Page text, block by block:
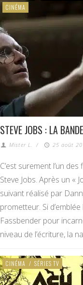
CINÉMA
STEVE JOBS : LA
Mister L. / 25 août
C’est surement l’un
Steve Jobs. Après un «
suivant réalisé par
prometteur. Si
Fassbender pour
niveau de l’écriture, la
CINÉMA / SÉRIES TV